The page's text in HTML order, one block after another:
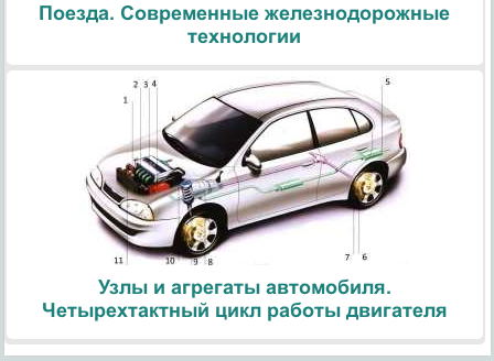
Поезда. Современные железнодорожные
технологии
Узлы и агрегаты автомобиля.
Четырехтактный цикл работы двигателя